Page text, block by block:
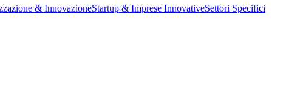
& InnovazioneStartup & Imprese InnovativeSettori Specifici